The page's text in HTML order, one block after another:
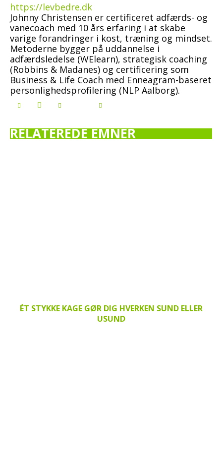
https://levbedre.dk
Johnny Christensen er certificeret adfærds- og
vanecoach med 10 års erfaring i at skabe
varige forandringer i kost, træning og mindset.
Metoderne bygger på uddannelse i
adfærdsledelse (WElearn), strategisk coaching
(Robbins & Madanes) og certificering som
Business & Life Coach med Enneagram-baseret
personlighedsprofilering (NLP Aalborg).
RELATEREDE EMNER
ÉT STYKKE KAGE GØR DIG HVERKEN SUND ELLER
USUND